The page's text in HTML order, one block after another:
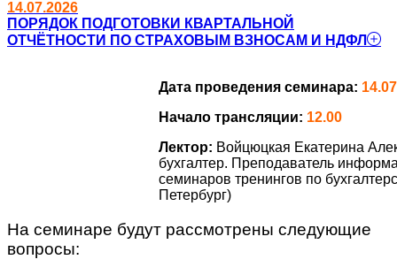
14.07.2026
ПОРЯДОК ПОДГОТОВКИ КВАРТАЛЬНОЙ
ОТЧЁТНОСТИ ПО СТРАХОВЫМ ВЗНОСАМ И НДФЛ
Дата проведения семинара:
Начало трансляции: 12.00
Лектор: Войцюцкая Екатерина
бухгалтер. Преподаватель
семинаров тренингов по
Петербург)
На семинаре будут рассмотрены следующие
вопросы: